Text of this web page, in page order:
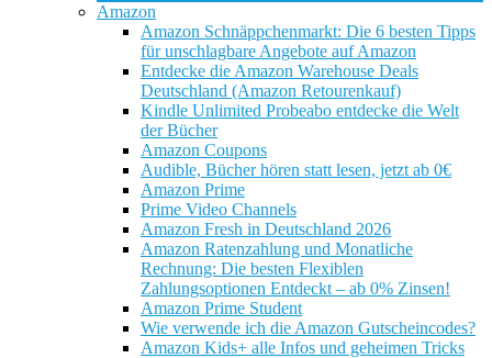
Amazon
Amazon Schnäppchenmarkt: Die 6 besten Tipps
für unschlagbare Angebote auf Amazon
Entdecke die Amazon Warehouse Deals
Deutschland (Amazon Retourenkauf)
Kindle Unlimited Probeabo entdecke die Welt
der Bücher
Amazon Coupons
Audible, Bücher hören statt lesen, jetzt ab 0€
Amazon Prime
Prime Video Channels
Amazon Fresh in Deutschland 2026
Amazon Ratenzahlung und Monatliche
Rechnung: Die besten Flexiblen
Zahlungsoptionen Entdeckt – ab 0% Zinsen!
Amazon Prime Student
Wie verwende ich die Amazon Gutscheincodes?
Amazon Kids+ alle Infos und geheimen Tricks